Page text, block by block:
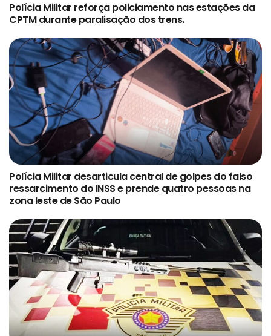
Polícia Militar reforça policiamento nas estações da
CPTM durante paralisação dos trens.
Polícia Militar desarticula central de golpes do falso
ressarcimento do INSS e prende quatro pessoas na
zona leste de São Paulo